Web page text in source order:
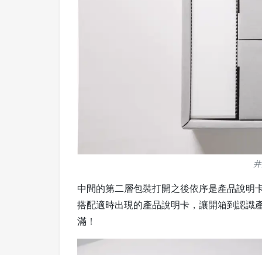
中間的第二層包裝打開之後依序是產品說明
搭配適時出現的產品說明卡，讓開箱到認識
滿！